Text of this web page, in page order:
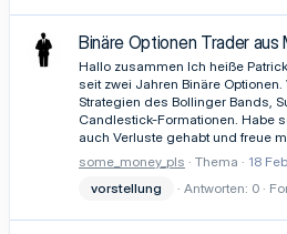
Binäre Optionen Trader aus
Hallo zusammen Ich heiße
seit zwei Jahren Binäre
Strategien des Bollinger Bands,
Candlestick-Formationen. Habe
auch Verluste gehabt und freue
some_money_pls
Thema 18
vorstellung
Antworten: 0